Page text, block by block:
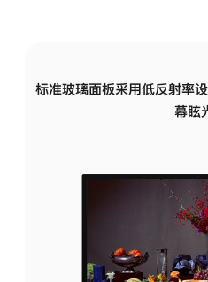
标准玻璃面板采用低反射率
幕眩